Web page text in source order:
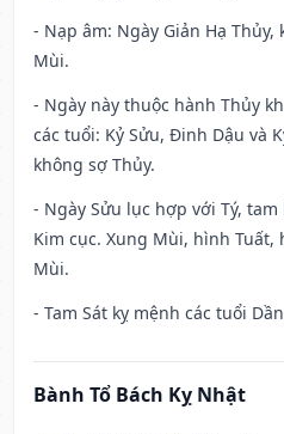
- Nạp âm: Ngày Giản Hạ Thủy,
Mùi.
- Ngày này thuộc hành Thủy
các tuổi: Kỷ Sửu, Đinh Dậu và
không sợ Thủy.
- Ngày Sửu lục hợp với Tý,
Kim cục. Xung Mùi, hình
Mùi.
- Tam Sát kỵ mệnh các tuổi
Bành Tổ Bách Kỵ Nhật